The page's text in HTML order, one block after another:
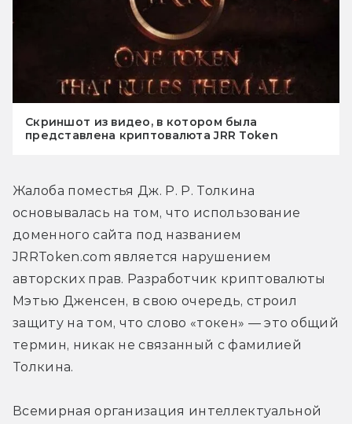
Скриншот из видео, в котором была
представлена криптовалюта JRR Token
Жалоба поместья Дж. Р. Р. Толкина
основывалась на том, что использование
доменного сайта под названием
JRRToken.com является нарушением
авторских прав. Разработчик криптовалюты
Мэтью Дженсен, в свою очередь, строил
защиту на том, что слово «токен» — это общий
термин, никак не связанный с фамилией
Толкина.
Всемирная организация интеллектуальной